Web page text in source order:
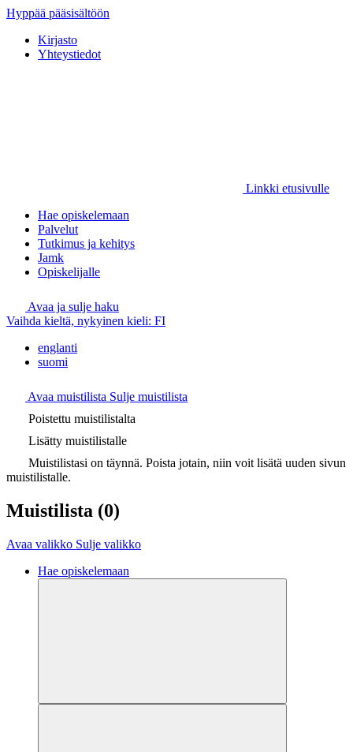
Hyppää pääsisältöön
Kirjasto
Yhteystiedot
Linkki etusivulle
Hae opiskelemaan
Palvelut
Tutkimus ja kehitys
Jamk
Opiskelijalle
Avaa ja sulje haku
Vaihda kieltä, nykyinen kieli: FI
englanti
suomi
Avaa muistilista Sulje muistilista
Poistettu muistilistalta
Lisätty muistilistalle
Muistilistasi on täynnä. Poista jotain, niin voit lisätä uuden sivun
muistilistalle.
Muistilista (0)
Avaa valikko Sulje valikko
Hae opiskelemaan